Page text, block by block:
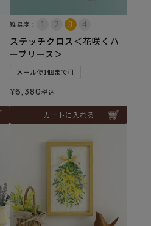
難易度：
ステッチクロス＜花咲くハ
ーブリース＞
メール便1個まで可
¥6,380税込
カートに入れる